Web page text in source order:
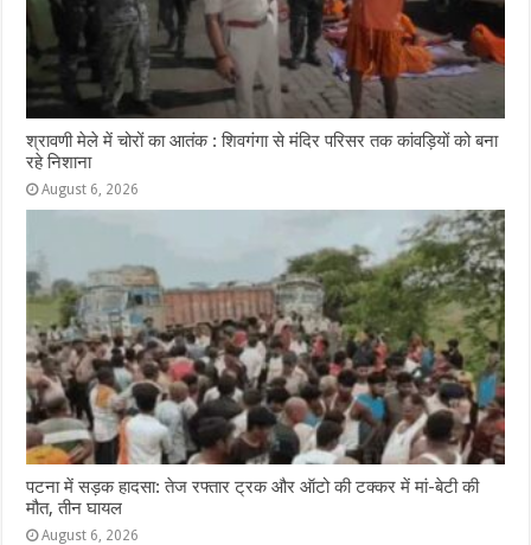
श्रावणी मेले में चोरों का आतंक : शिवगंगा से मंदिर परिसर तक कांवड़ियों को बना
रहे निशाना
August 6, 2026
पटना में सड़क हादसा: तेज रफ्तार ट्रक और ऑटो की टक्कर में मां-बेटी की
मौत, तीन घायल
August 6, 2026